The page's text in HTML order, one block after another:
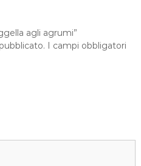
agli agrumi”
I campi obbligatori